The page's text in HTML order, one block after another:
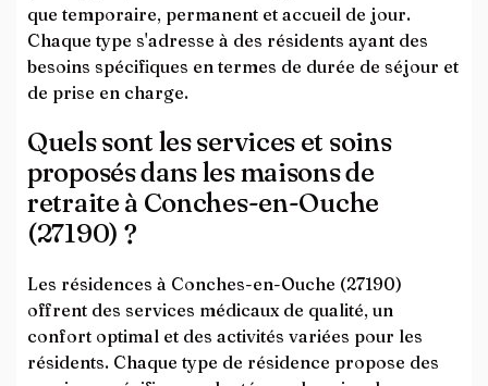
que temporaire, permanent et accueil de jour.
Chaque type s'adresse à des résidents ayant des
besoins spécifiques en termes de durée de séjour et
de prise en charge.
Quels sont les services et soins
proposés dans les maisons de
retraite à Conches-en-Ouche
(27190) ?
Les résidences à Conches-en-Ouche (27190)
offrent des services médicaux de qualité, un
confort optimal et des activités variées pour les
résidents. Chaque type de résidence propose des